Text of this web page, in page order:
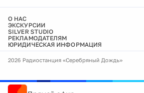
О НАС
ЭКСКУРСИИ
SILVER STUDIO
РЕКЛАМОДАТЕЛЯМ
ЮРИДИЧЕСКАЯ ИНФОРМАЦИЯ
2026 Радиостанция «Серебряный Дождь»